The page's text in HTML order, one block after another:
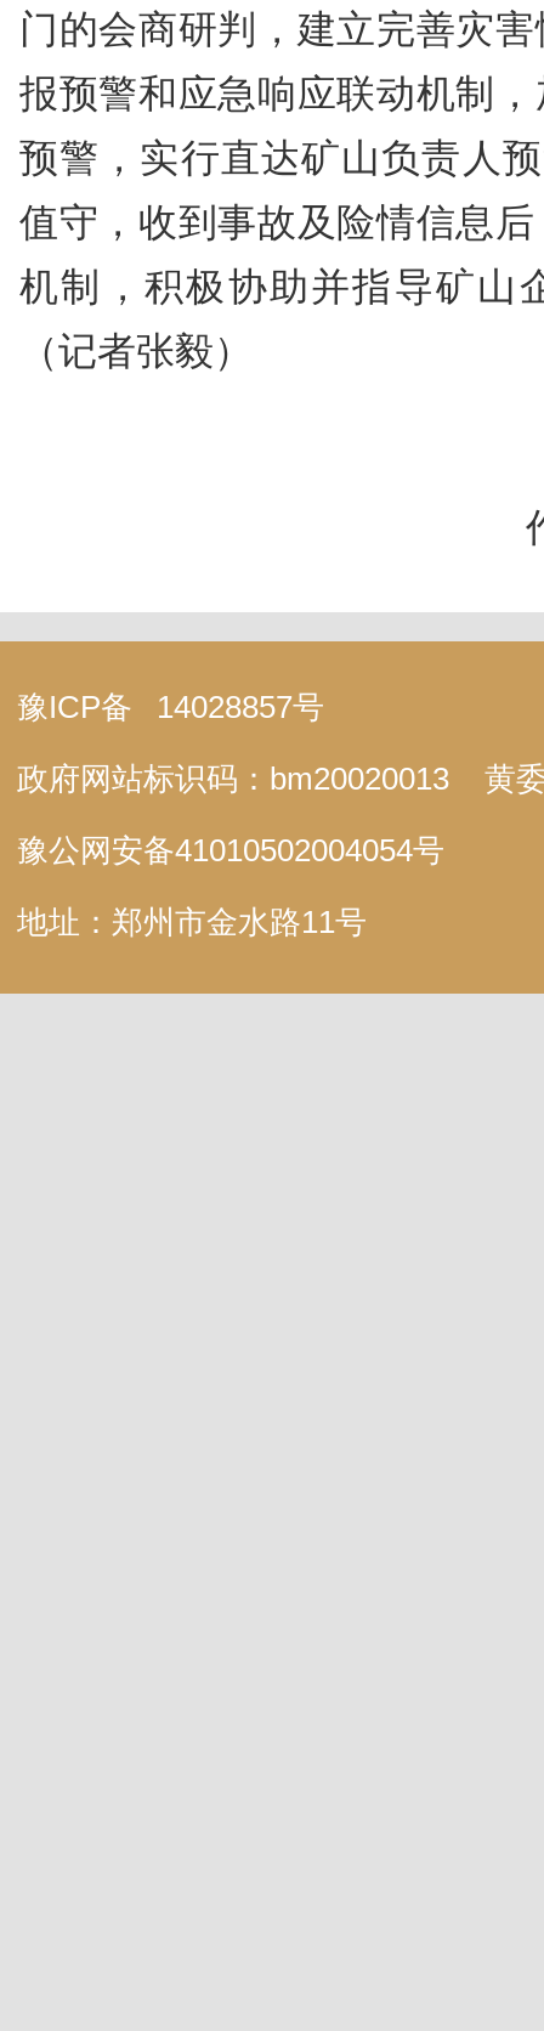
门的会商研判，建立完善灾
报预警和应急响应联动机制
预警，实行直达矿山负责人
值守，收到事故及险情信息
机制，积极协助并指导矿山
（记者张毅）
豫ICP备
14028857号
政府网站标识码：bm20020013
黄
豫公网安备41010502004054号
地址：郑州市金水路11号